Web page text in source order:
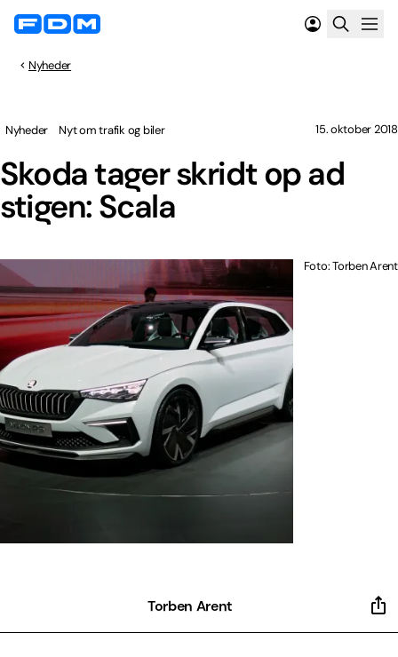
Nyheder
Skoda tager skridt op ad
stigen: Scala
Nyheder Nyt om trafik og biler 15. oktober 2018
Foto: Torben Arent
Torben Arent